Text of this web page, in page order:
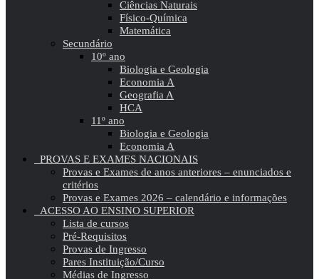
Ciências Naturais
Físico-Química
Matemática
Secundário
10º ano
Biologia e Geologia
Economia A
Geografia A
HCA
11º ano
Biologia e Geologia
Economia A
PROVAS E EXAMES NACIONAIS
Provas e Exames de anos anteriores – enunciados e
critérios
Provas e Exames 2026 – calendário e informações
ACESSO AO ENSINO SUPERIOR
Lista de cursos
Pré-Requisitos
Provas de Ingresso
Pares Instituição/Curso
Médias de Ingresso